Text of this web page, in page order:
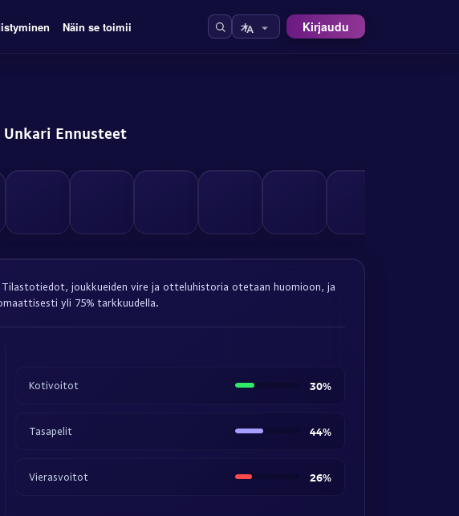
Näin se toimii Kirjaudu
Ennusteet
joukkueiden vire ja otteluhistoria otetaan huomioon, ja
yli 75% tarkkuudella.
Kotivoitot 30%
Tasapelit 44%
Vierasvoitot 26%